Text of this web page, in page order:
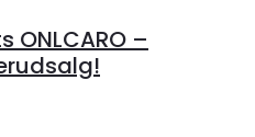
ONLCARO –